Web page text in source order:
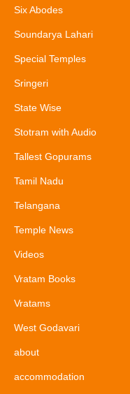
Six Abodes
Soundarya Lahari
Special Temples
Sringeri
State Wise
Stotram with Audio
Tallest Gopurams
Tamil Nadu
Telangana
Temple News
Videos
Vratam Books
Vratams
West Godavari
about
accommodation